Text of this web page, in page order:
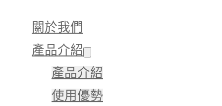
關於我們
產品介紹
產品介紹
使用優勢